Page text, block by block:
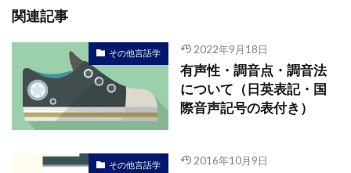
関連記事
その他言語学 2022年9月18日
有声性・調音点・調音法
について（日英表記・国
際音声記号の表付き）
その他言語学 2016年10月9日